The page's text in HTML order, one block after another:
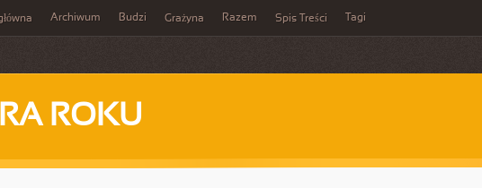
Archiwum Budzi Grażyna Razem Spis Treści Tagi
ROKU